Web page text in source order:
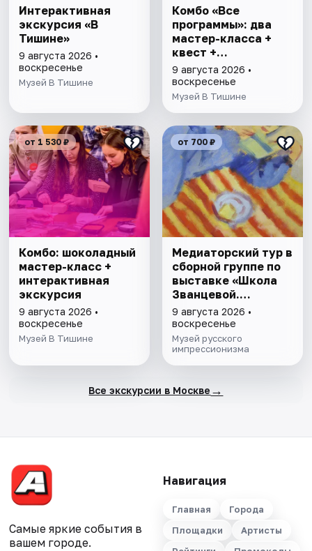
Интерактивная
экскурсия «В
Тишине»
9 августа 2026 •
воскресенье
Музей В Тишине
Комбо «Все
программы»: два
мастер-класса +
квест +
интерактивная
экскурсия
9 августа 2026 •
воскресенье
Музей В Тишине
от 1 530 ₽
Комбо: шоколадный
мастер-класс +
интерактивная
экскурсия
9 августа 2026 •
воскресенье
Музей В Тишине
от 700 ₽
Медиаторский тур в
сборной группе по
выставке «Школа
Званцевой.
Лаборатория
модернизма»
9 августа 2026 •
воскресенье
Музей русского
импрессионизма
Все экскурсии в Москве →
Самые яркие события в
вашем городе.
Навигация
Главная
Города
Площадки
Артисты